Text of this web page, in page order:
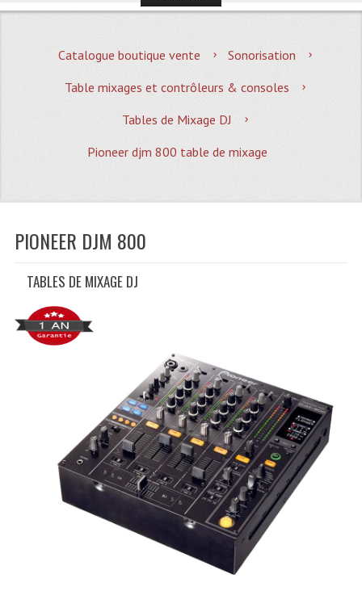
MAGASIN
Quoi De Neuf?
Promotions
Plan Acces, Horaires.
Recevoir Nos Promotions
CATÉGORIES
Sonorisation
Accessoires Pieds Cellules Diamants
Accessoires Enceintes
Accessoires Micro, Pieds De Régie
Cellule (s)
Diamants
Catalogue boutique vente
Sonorisation
Table mixages et contrôleurs & consoles
Tables de Mixage DJ
Pioneer djm 800 table de mixage
PIONEER DJM 800
TABLES DE MIXAGE DJ